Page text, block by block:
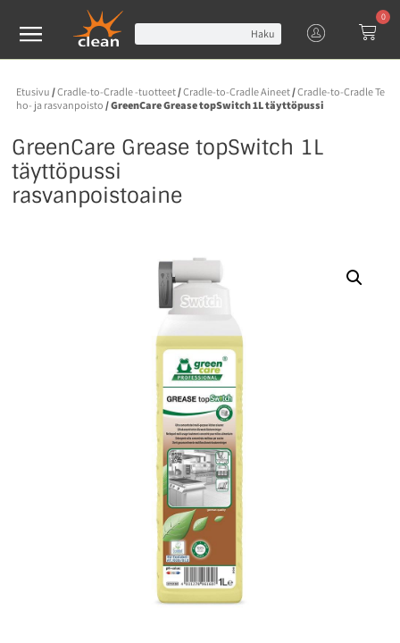
Haku
0
Etusivu /Cradle-to-Cradle -tuotteet/Cradle-to-Cradle Aineet/Cradle-to-Cradle Te
ho- ja rasvanpoisto / GreenCare Grease topSwitch 1L täyttöpussi
GreenCare Grease topSwitch 1L
täyttöpussi
rasvanpoistoaine